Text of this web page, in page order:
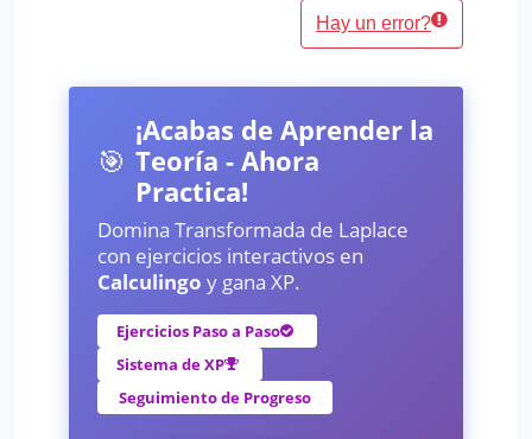
Hay un error?
🎯
¡Acabas de Aprender la
Teoría - Ahora
Practica!
Domina Transformada de Laplace
con ejercicios interactivos en
Calculingo y gana XP.
Ejercicios Paso a Paso
Sistema de XP
Seguimiento de Progreso